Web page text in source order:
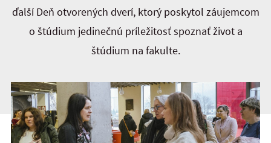
ďalší Deň otvorených dverí, ktorý poskytol záujemcom
o štúdium jedinečnú príležitosť spoznať život a
štúdium na fakulte.